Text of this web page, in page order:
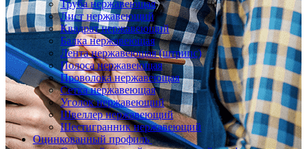
Труба нержавеющая
Лист нержавеющий
Квадрат нержавеющий
Балка нержавеющая
Лента нержавеющая (штрипс)
Полоса нержавеющая
Проволока нержавеющая
Сетка нержавеющая
Уголок нержавеющий
Швеллер нержавеющий
Шестигранник нержавеющий
Оцинкованный профиль